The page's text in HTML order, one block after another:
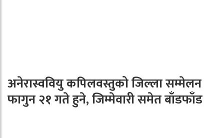
अनेरास्ववियु कपिलवस्तुको जिल्ला सम्मेलन
फागुन २१ गते हुने, जिम्मेवारी समेत बाँडफाँड